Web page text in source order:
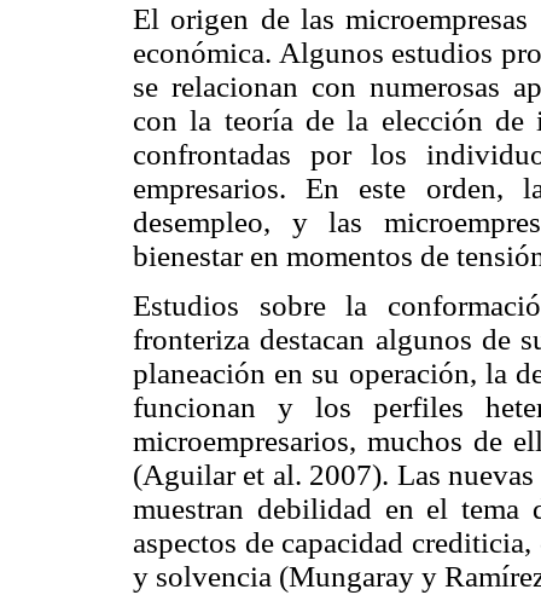
El origen de las
económica. Algunos estudios
se relacionan con numerosas
con la teoría de la elección de
confrontadas por los
empresarios. En este orden,
desempleo, y las
bienestar en momentos de
Estudios sobre la
fronteriza destacan algunos de
planeación en su operación, la
funcionan y los perfiles
microempresarios, muchos de
(Aguilar et al. 2007). Las nuevas
muestran debilidad en el tema
aspectos de capacidad
y solvencia (Mungaray y